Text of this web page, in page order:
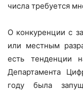
числа требуется
О конкуренции с
или местным
есть тенденции
Департамента
году была